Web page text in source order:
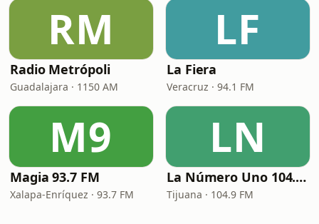
RM
Radio Metrópoli
Guadalajara · 1150 AM
LF
La Fiera
Veracruz · 94.1 FM
M9
Magia 93.7 FM
Xalapa-Enríquez · 93.7 FM
LN
La Número Uno 104.9 FM
Tijuana · 104.9 FM